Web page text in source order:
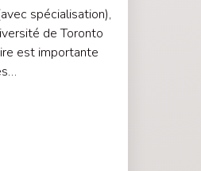
spécialisation),
de Toronto
est importante